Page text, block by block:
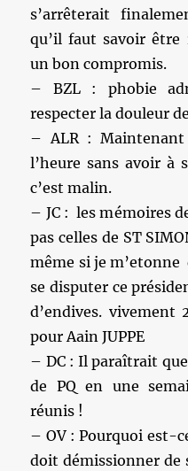
s’arrêterait
qu’il faut savoir être
un bon compromis.
– BZL : phobie
respecter la douleur
– ALR :
l’heure sans avoir à
c’est malin.
– JC : les mémoires
pas celles de ST
même si je
se disputer ce
d’endives. vivement
pour Aain JUPPE
– DC : Il paraîtrait
de PQ en une
réunis !
– OV : Pourquoi est-
doit démissionner de